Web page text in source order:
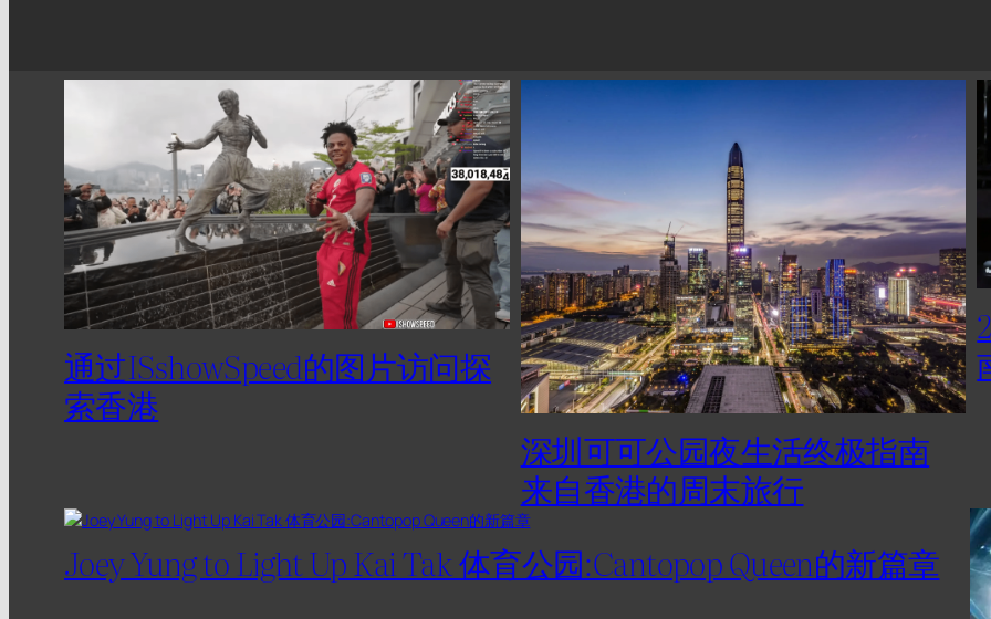
通过ISshowSpeed的图片访问探
索香港
深圳可可公园夜生活终极指南
来自香港的周末旅行
Joey Yung to Light Up Kai Tak 体育公园:Cantopop Queen的新篇章